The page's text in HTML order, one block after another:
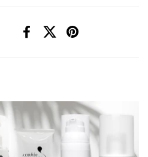
FacebookX (Twitter)Pinterest